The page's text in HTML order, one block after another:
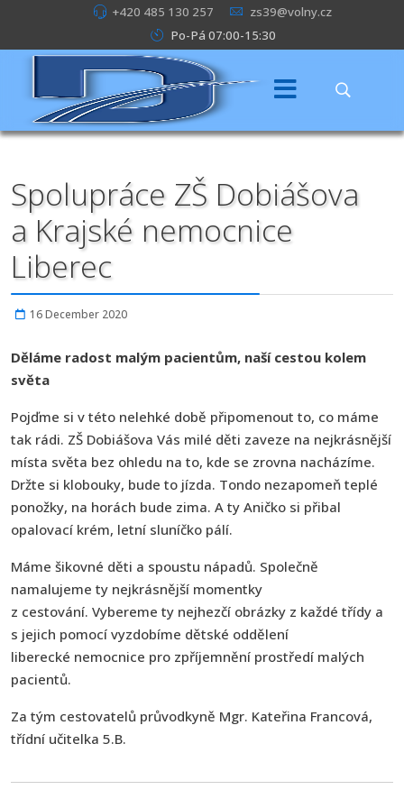
+420 485 130 257
zs39@volny.cz
Po-Pá 07:00-15:30
Spolupráce ZŠ Dobiášova
a Krajské nemocnice
Liberec
16 December 2020
Děláme radost malým pacientům, naší cestou kolem
světa
Pojďme si v této nelehké době připomenout to, co máme
tak rádi. ZŠ Dobiášova Vás milé děti zaveze na nejkrásnější
místa světa bez ohledu na to, kde se zrovna nacházíme.
Držte si klobouky, bude to jízda. Tondo nezapomeň teplé
ponožky, na horách bude zima. A ty Aničko si přibal
opalovací krém, letní sluníčko pálí.
Máme šikovné děti a spoustu nápadů. Společně
namalujeme ty nejkrásnější momentky
z cestování. Vybereme ty nejhezčí obrázky z každé třídy a
s jejich pomocí vyzdobíme dětské oddělení
liberecké nemocnice pro zpříjemnění prostředí malých
pacientů.
Za tým cestovatelů průvodkyně Mgr. Kateřina Francová,
třídní učitelka 5.B.